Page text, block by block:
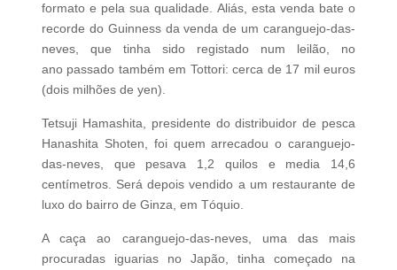
formato e pela sua qualidade. Aliás, esta venda bate o
recorde do Guinness da venda de um caranguejo-das-
neves, que tinha sido registado num leilão, no
ano passado também em Tottori: cerca de 17 mil euros
(dois milhões de yen).
Tetsuji Hamashita, presidente do distribuidor de pesca
Hanashita Shoten, foi quem arrecadou o caranguejo-
das-neves, que pesava 1,2 quilos e media 14,6
centímetros. Será depois vendido a um restaurante de
luxo do bairro de Ginza, em Tóquio.
A caça ao caranguejo-das-neves, uma das mais
procuradas iguarias no Japão, tinha começado na